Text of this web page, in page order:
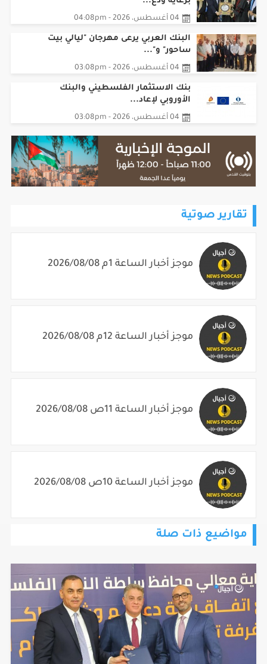
04 أغسطس، 2026 - 04:08pm
البنك العربي يرعى مهرجان "ليالي بيت
ساحور" و"...
04 أغسطس، 2026 - 03:08pm
بنك الاستثمار الفلسطيني والبنك
الأوروبي لإعاد...
04 أغسطس، 2026 - 03:08pm
تقارير صوتية
موجز أخبار الساعة 1م 2026/08/08
موجز أخبار الساعة 12م 2026/08/08
موجز أخبار الساعة 11ص 2026/08/08
موجز أخبار الساعة 10ص 2026/08/08
مواضيع ذات صلة